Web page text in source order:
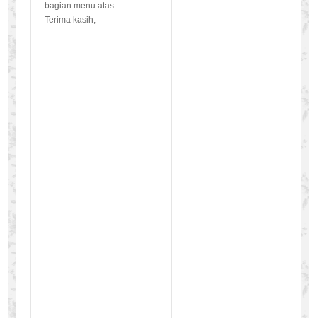
bagian menu atas
Terima kasih,